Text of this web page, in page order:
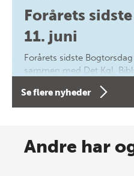
Forårets
11. juni
Forårets sidste
sammen med Det Kgl.
forfatterne bag vores nyes…
Spar op til
Se flere nyheder
Andre har